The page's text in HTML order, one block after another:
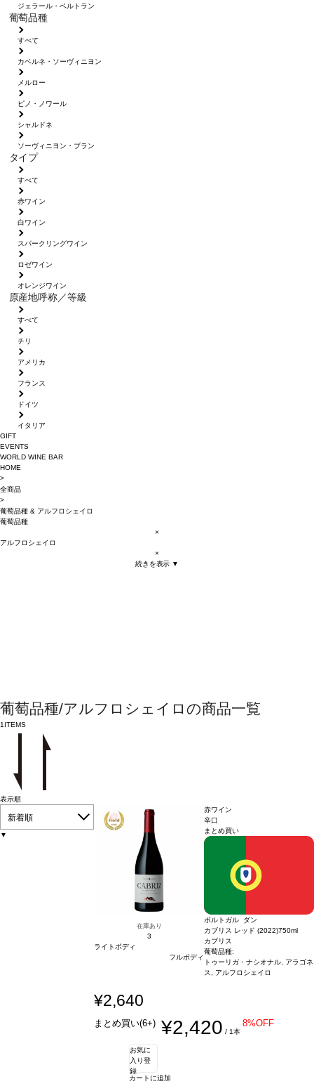
ジェラール・ベルトラン
葡萄品種
すべて
カベルネ・ソーヴィニヨン
メルロー
ピノ・ノワール
シャルドネ
ソーヴィニヨン・ブラン
タイプ
すべて
赤ワイン
白ワイン
スパークリングワイン
ロゼワイン
オレンジワイン
原産地呼称／等級
すべて
チリ
アメリカ
フランス
ドイツ
イタリア
GIFT
EVENTS
WORLD WINE BAR
HOME
>
全商品
>
葡萄品種& アルフロシェイロ
葡萄品種
×
アルフロシェイロ
×
続きを表示 ▼
葡萄品種/アルフロシェイロの商品一覧
1 ITEMS
表示順
新着順
▼
在庫あり
3
ライトボディ
フルボディ
赤ワイン
辛口
まとめ買い
ポルトガル ダン
カブリス レッド (2022)750ml
カブリス
葡萄品種:
トゥーリガ・ナシオナル, アラゴネ
ス, アルフロシェイロ
¥2,640
まとめ買い(6+) ¥2,420 / 1本
8%OFF
お気に
入り登
録
カートに追加